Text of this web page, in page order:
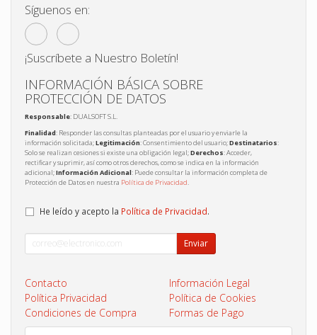
Síguenos en:
¡Suscríbete a Nuestro Boletín!
INFORMACIÓN BÁSICA SOBRE
PROTECCIÓN DE DATOS
Responsable: DUALSOFT S.L.
Finalidad: Responder las consultas planteadas por el usuario y enviarle la
información solicitada;Legitimación: Consentimiento del usuario;Destinatarios:
Solo se realizan cesiones si existe una obligación legal;Derechos: Acceder,
rectificar y suprimir, así como otros derechos, como se indica en la información
adicional;Información Adicional: Puede consultar la información completa de
Protección de Datos en nuestra Política de Privacidad.
He leído y acepto la Política de Privacidad.
Enviar
Contacto
Información Legal
Política Privacidad
Política de Cookies
Condiciones de Compra
Formas de Pago